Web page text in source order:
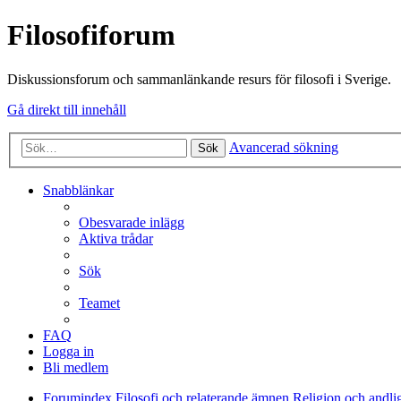
Filosofiforum
Diskussionsforum och sammanlänkande resurs för filosofi i Sverige.
Gå direkt till innehåll
Sök Avancerad sökning
Snabblänkar
Obesvarade inlägg
Aktiva trådar
Sök
Teamet
FAQ
Logga in
Bli medlem